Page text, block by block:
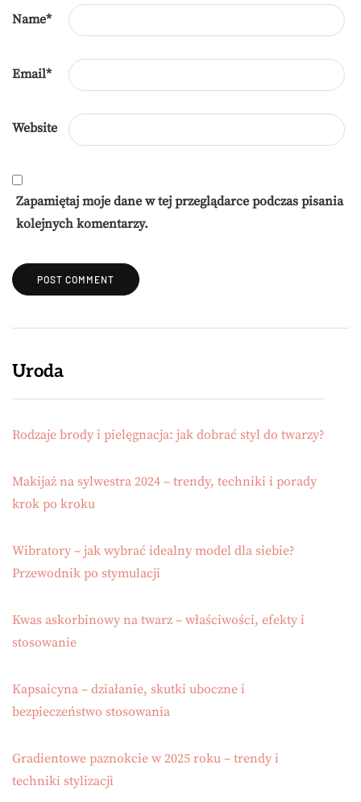
Name*
Email*
Website
Zapamiętaj moje dane w tej przeglądarce podczas pisania
kolejnych komentarzy.
Uroda
Rodzaje brody i pielęgnacja: jak dobrać styl do twarzy?
Makijaż na sylwestra 2024 – trendy, techniki i porady
krok po kroku
Wibratory – jak wybrać idealny model dla siebie?
Przewodnik po stymulacji
Kwas askorbinowy na twarz – właściwości, efekty i
stosowanie
Kapsaicyna – działanie, skutki uboczne i
bezpieczeństwo stosowania
Gradientowe paznokcie w 2025 roku – trendy i
techniki stylizacji